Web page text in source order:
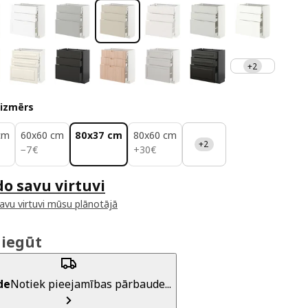
+2
60x60 cm
−7€
7€
80x37 cm
80x60 cm
+30€
30€ +2
savu virtuvi
virtuvi mūsu plānotājā
iegūt
Notiek pieejamības pārbaude...